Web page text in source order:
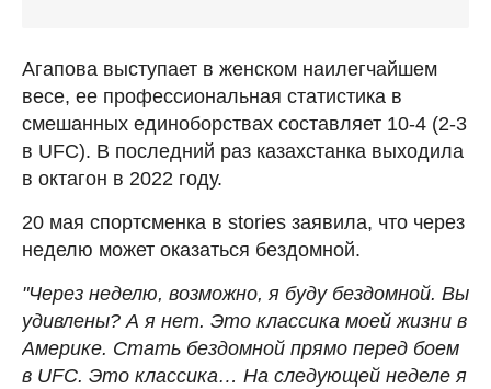
Агапова выступает в женском наилегчайшем
весе, ее профессиональная статистика в
смешанных единоборствах составляет 10-4 (2-3
в UFC). В последний раз казахстанка выходила
в октагон в 2022 году.
20 мая спортсменка в stories заявила, что через
неделю может оказаться бездомной.
"Через неделю, возможно, я буду бездомной. Вы
удивлены? А я нет. Это классика моей жизни в
Америке. Стать бездомной прямо перед боем
в UFC. Это классика… На следующей неделе я